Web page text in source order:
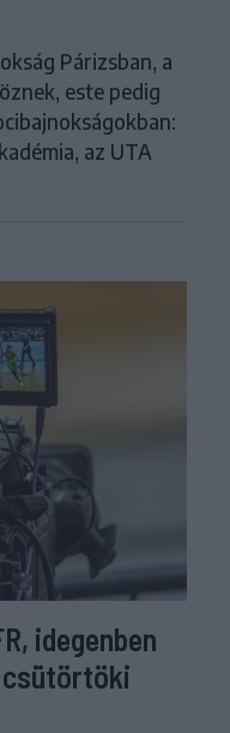
Párizsban, a
este pedig
az UTA
idegenben
csütörtöki